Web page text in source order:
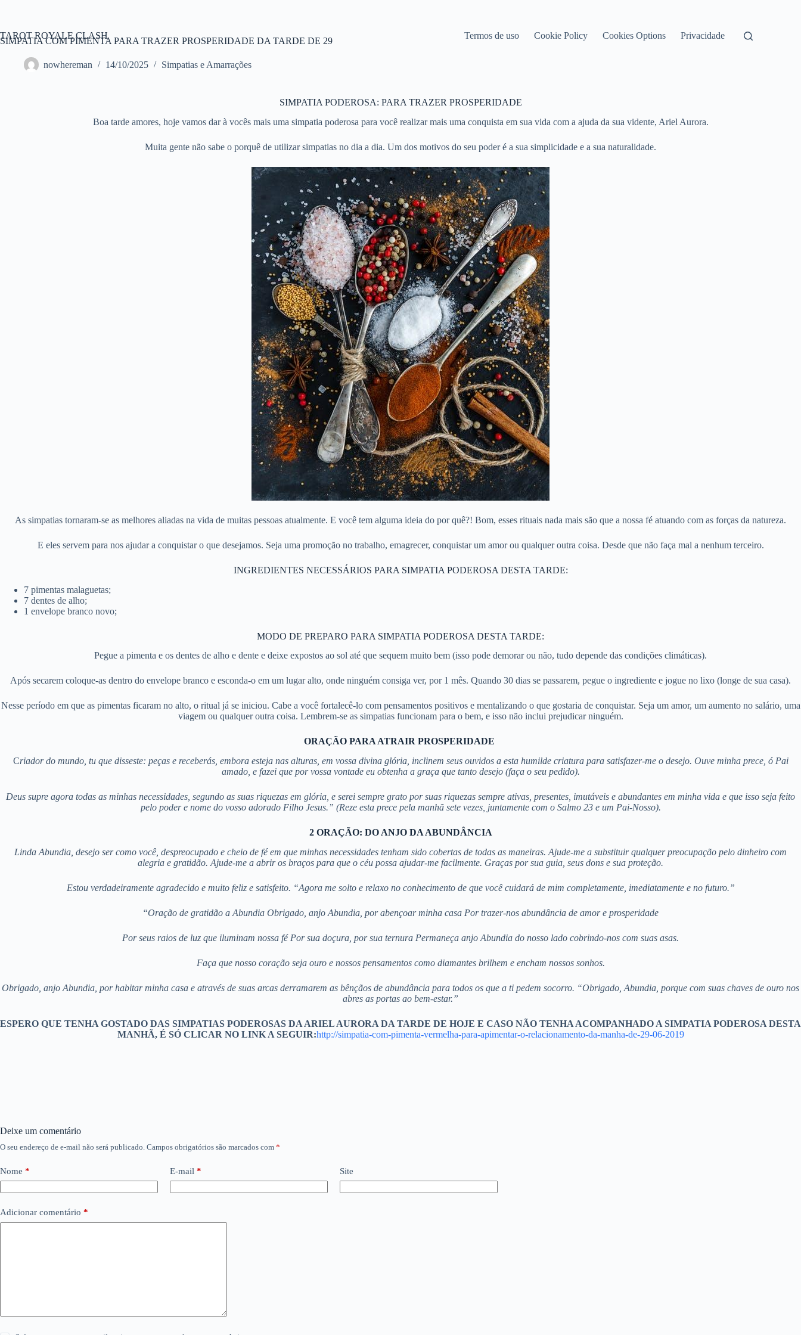
conteúdo
TAROT ROYALE CLASH Termos de uso Cookie Policy Cookies Options Privacidade
SIMPATIA COM PIMENTA PARA TRAZER PROSPERIDADE DA TARDE DE 29
nowhereman 14/10/2025 Simpatias e Amarrações
SIMPATIA PODEROSA: PARA TRAZER PROSPERIDADE
Boa tarde amores, hoje vamos dar à vocês mais uma simpatia poderosa para você realizar mais uma conquista em sua vida com a ajuda da sua vidente, Ariel Aurora.
Muita gente não sabe o porquê de utilizar simpatias no dia a dia. Um dos motivos do seu poder é a sua simplicidade e a sua naturalidade.
As simpatias tornaram-se as melhores aliadas na vida de muitas pessoas atualmente. E você tem alguma ideia do por quê?! Bom, esses rituais nada mais são que a nossa fé atuando com as forças da natureza.
E eles servem para nos ajudar a conquistar o que desejamos. Seja uma promoção no trabalho, emagrecer, conquistar um amor ou qualquer outra coisa. Desde que não faça mal a nenhum terceiro.
INGREDIENTES NECESSÁRIOS PARA SIMPATIA PODEROSA DESTA TARDE:
7 pimentas malaguetas;
7 dentes de alho;
1 envelope branco novo;
MODO DE PREPARO PARA SIMPATIA PODEROSA DESTA TARDE:
Pegue a pimenta e os dentes de alho e dente e deixe expostos ao sol até que sequem muito bem (isso pode demorar ou não, tudo depende das condições climáticas).
Após secarem coloque-as dentro do envelope branco e esconda-o em um lugar alto, onde ninguém consiga ver, por 1 mês. Quando 30 dias se passarem, pegue o ingrediente e jogue no lixo (longe de sua casa).
Nesse período em que as pimentas ficaram no alto, o ritual já se iniciou. Cabe a você fortalecê-lo com pensamentos positivos e mentalizando o que gostaria de conquistar. Seja um amor, um aumento no salário, uma
viagem ou qualquer outra coisa. Lembrem-se as simpatias funcionam para o bem, e isso não inclui prejudicar ninguém.
ORAÇÃO PARA ATRAIR PROSPERIDADE
Criador do mundo, tu que disseste: peças e receberás, embora esteja nas alturas, em vossa divina glória, inclinem seus ouvidos a esta humilde criatura para satisfazer-me o desejo. Ouve minha prece, ó Pai
amado, e fazei que por vossa vontade eu obtenha a graça que tanto desejo (faça o seu pedido).
Deus supre agora todas as minhas necessidades, segundo as suas riquezas em glória, e serei sempre grato por suas riquezas sempre ativas, presentes, imutáveis e abundantes em minha vida e que isso seja feito
pelo poder e nome do vosso adorado Filho Jesus.” (Reze esta prece pela manhã sete vezes, juntamente com o Salmo 23 e um Pai-Nosso).
2 ORAÇÃO: DO ANJO DA ABUNDÂNCIA
Linda Abundia, desejo ser como você, despreocupado e cheio de fé em que minhas necessidades tenham sido cobertas de todas as maneiras. Ajude-me a substituir qualquer preocupação pelo dinheiro com
alegria e gratidão. Ajude-me a abrir os braços para que o céu possa ajudar-me facilmente. Graças por sua guia, seus dons e sua proteção.
Estou verdadeiramente agradecido e muito feliz e satisfeito. “Agora me solto e relaxo no conhecimento de que você cuidará de mim completamente, imediatamente e no futuro.”
“Oração de gratidão a Abundia Obrigado, anjo Abundia, por abençoar minha casa Por trazer-nos abundância de amor e prosperidade
Por seus raios de luz que iluminam nossa fé Por sua doçura, por sua ternura Permaneça anjo Abundia do nosso lado cobrindo-nos com suas asas.
Faça que nosso coração seja ouro e nossos pensamentos como diamantes brilhem e encham nossos sonhos.
Obrigado, anjo Abundia, por habitar minha casa e através de suas arcas derramarem as bênçãos de abundância para todos os que a ti pedem socorro. “Obrigado, Abundia, porque com suas chaves de ouro nos
abres as portas ao bem-estar.”
ESPERO QUE TENHA GOSTADO DAS SIMPATIAS PODEROSAS DA ARIEL AURORA DA TARDE DE HOJE E CASO NÃO TENHA ACOMPANHADO A SIMPATIA PODEROSA DESTA
MANHÃ, É SÓ CLICAR NO LINK A SEGUIR:http://simpatia-com-pimenta-vermelha-para-apimentar-o-relacionamento-da-manha-de-29-06-2019
Deixe um comentário
O seu endereço de e-mail não será publicado. Campos obrigatórios são marcados com *
Nome * E-mail * Site
Adicionar comentário *